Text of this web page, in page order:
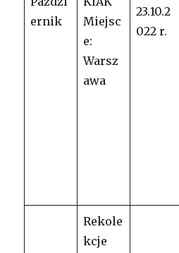
ernik
Miejsc
e:
Warsz
awa
23.10.2
022 r.
Rekole
kcje